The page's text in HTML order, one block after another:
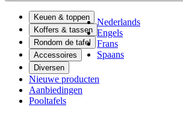
Nederlands
Engels
Frans
Spaans
Keuen & toppen
Koffers & tassen
Rondom de tafel
Accessoires
Diversen
Nieuwe producten
Aanbiedingen
Pooltafels